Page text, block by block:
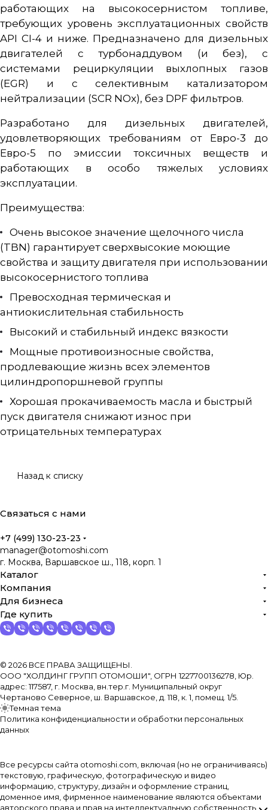
работающих на высокосернистом топливе,
требующих уровень эксплуатационных свойств
API CI-4 и ниже. Предназначено для дизельных
двигателей с турбонаддувом (и без), с
системами рециркуляции выхлопных газов
(EGR) и с селективным катализатором
нейтрализации (SCR NOx), без DPF фильтров.
Разработано для дизельных двигателей,
удовлетворяющих требованиям от Евро-3 до
Евро-5 по эмиссии токсичных веществ и
работающих в особо тяжелых условиях
эксплуатации.
Преимущества:
Очень высокое значение щелочного числа
(TBN) гарантирует сверхвысокие моющие
свойства и защиту двигателя при использовании
высокосернистого топлива
Превосходная термическая и
антиокислительная стабильность
Высокий и стабильный индекс вязкости
Мощные противоизносные свойства,
продлевающие жизнь всех элементов
цилиндропоршневой группы
Хорошая прокачиваемость масла и быстрый
пуск двигателя снижают износ при
отрицательных температурах
Назад к списку
Связаться с нами
+7 (499) 130-23-23
manager@otomoshi.com
г. Москва, Варшавское ш., 118, корп. 1
Каталог
Компания
Для бизнеса
Где купить
© 2026 ВСЕ ПРАВА ЗАЩИЩЕНЫ.
ООО "ХОЛДИНГ ГРУПП ОТОМОШИ", ОГРН 1227700136278, Юр.
адрес: 117587, г. Москва, вн.тер.г. Муниципальный округ
Чертаново Северное, ш. Варшавское, д. 118, к. 1, помещ. 1/5.
Темная тема
Политика конфиденциальности и обработки персональных
данных
Все ресурсы сайта otomoshi.com, включая (но не ограничиваясь)
текстовую, графическую, фотографическую и видео
информацию, структуру, дизайн и оформление страниц,
доменное имя, фирменное наименование являются объектами
авторского права и прав на интеллектуальную собственность,